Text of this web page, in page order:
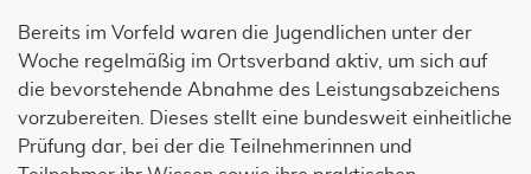
Bereits im Vorfeld waren die Jugendlichen unter der
Woche regelmäßig im Ortsverband aktiv, um sich auf
die bevorstehende Abnahme des Leistungsabzeichens
vorzubereiten. Dieses stellt eine bundesweit einheitliche
Prüfung dar, bei der die Teilnehmerinnen und